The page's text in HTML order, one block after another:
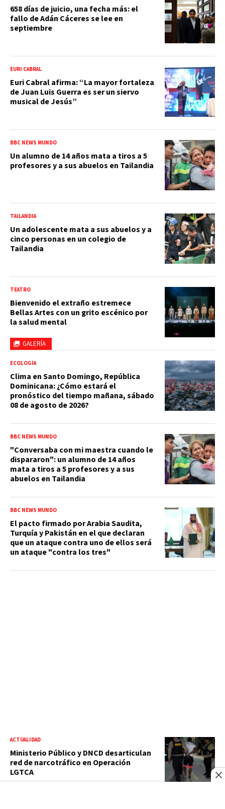
658 días de juicio, una fecha más: el
fallo de Adán Cáceres se lee en
septiembre
EURI CABRAL
Euri Cabral afirma: “La mayor fortaleza
de Juan Luis Guerra es ser un siervo
musical de Jesús”
BBC NEWS MUNDO
Un alumno de 14 años mata a tiros a 5
profesores y a sus abuelos en Tailandia
TAILANDIA
Un adolescente mata a sus abuelos y a
cinco personas en un colegio de
Tailandia
GALERÍA
TEATRO
Bienvenido el extraño estremece
Bellas Artes con un grito escénico por
la salud mental
ECOLOGÍA
Clima en Santo Domingo, República
Dominicana: ¿Cómo estará el
pronóstico del tiempo mañana, sábado
08 de agosto de 2026?
BBC NEWS MUNDO
"Conversaba con mi maestra cuando le
dispararon": un alumno de 14 años
mata a tiros a 5 profesores y a sus
abuelos en Tailandia
BBC NEWS MUNDO
El pacto firmado por Arabia Saudita,
Turquía y Pakistán en el que declaran
que un ataque contra uno de ellos será
un ataque "contra los tres"
ACTUALIDAD
Ministerio Público y DNCD desarticulan
red de narcotráfico en Operación
LGTCA